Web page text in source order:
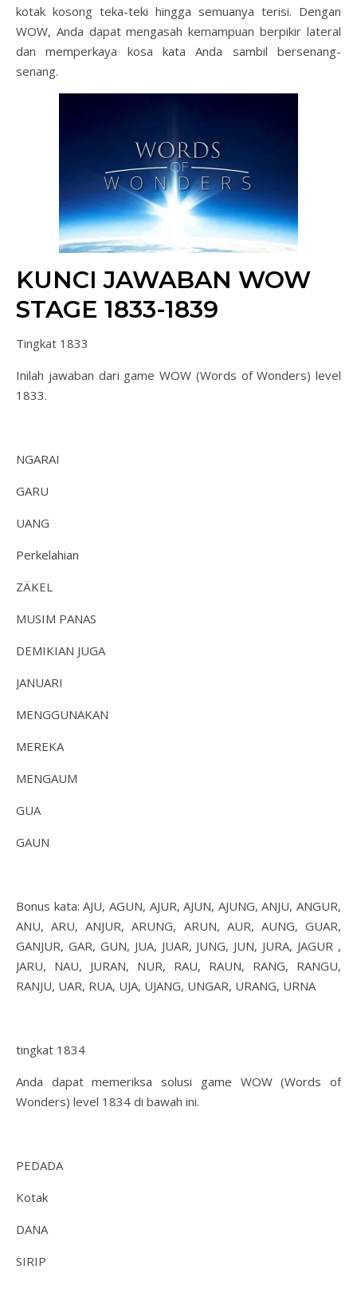
kotak kosong teka-teki hingga semuanya terisi. Dengan
WOW, Anda dapat mengasah kemampuan berpikir lateral
dan memperkaya kosa kata Anda sambil bersenang-
senang.
KUNCI JAWABAN WOW
STAGE 1833-1839
Tingkat 1833
Inilah jawaban dari game WOW (Words of Wonders) level
1833.
NGARAI
GARU
UANG
Perkelahian
ZÄKEL
MUSIM PANAS
DEMIKIAN JUGA
JANUARI
MENGGUNAKAN
MEREKA
MENGAUM
GUA
GAUN
Bonus kata: AJU, AGUN, AJUR, AJUN, AJUNG, ANJU, ANGUR,
ANU, ARU, ANJUR, ARUNG, ARUN, AUR, AUNG, GUAR,
GANJUR, GAR, GUN, JUA, JUAR, JUNG, JUN, JURA, JAGUR ,
JARU, NAU, JURAN, NUR, RAU, RAUN, RANG, RANGU,
RANJU, UAR, RUA, UJA, UJANG, UNGAR, URANG, URNA
tingkat 1834
Anda dapat memeriksa solusi game WOW (Words of
Wonders) level 1834 di bawah ini.
PEDADA
Kotak
DANA
SIRIP